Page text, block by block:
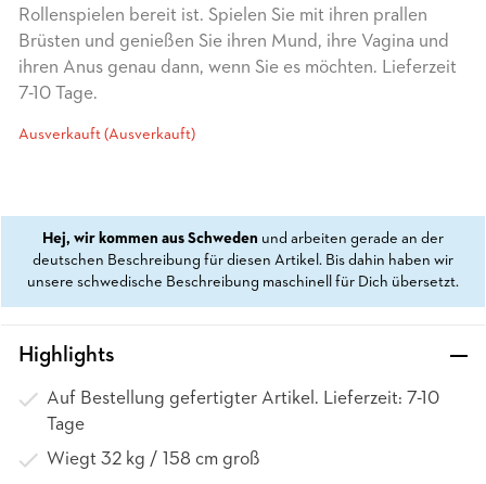
Rollenspielen bereit ist. Spielen Sie mit ihren prallen
Brüsten und genießen Sie ihren Mund, ihre Vagina und
ihren Anus genau dann, wenn Sie es möchten. Lieferzeit
7-10 Tage.
Ausverkauft (Ausverkauft)
Hej, wir kommen aus Schweden und arbeiten gerade an der
deutschen Beschreibung für diesen Artikel. Bis dahin haben wir
unsere schwedische Beschreibung maschinell für Dich übersetzt.
Highlights
Auf Bestellung gefertigter Artikel. Lieferzeit: 7-10
Tage
Wiegt 32 kg / 158 cm groß